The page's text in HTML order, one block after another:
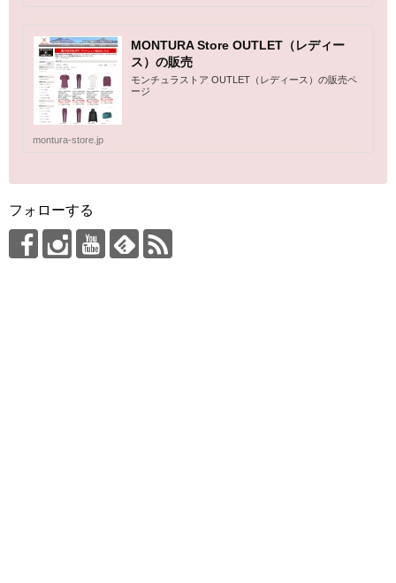
MONTURA Store OUTLET（レディー
ス）の販売
モンチュラストア OUTLET（レディース）の販売ペ
ージ
montura-store.jp
フォローする